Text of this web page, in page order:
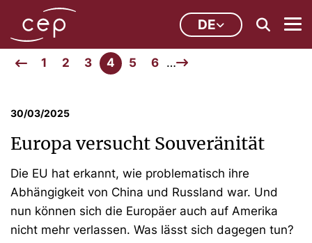
DE
1 2 3 4 5 6 …
30/03/2025
Europa versucht Souveränität
Die EU hat erkannt, wie problematisch ihre
Abhängigkeit von China und Russland war. Und
nun können sich die Europäer auch auf Amerika
nicht mehr verlassen. Was lässt sich dagegen tun?